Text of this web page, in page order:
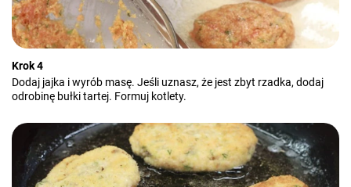
Krok 4
Dodaj jajka i wyrób masę. Jeśli uznasz, że jest zbyt rzadka, dodaj
odrobinę bułki tartej. Formuj kotlety.